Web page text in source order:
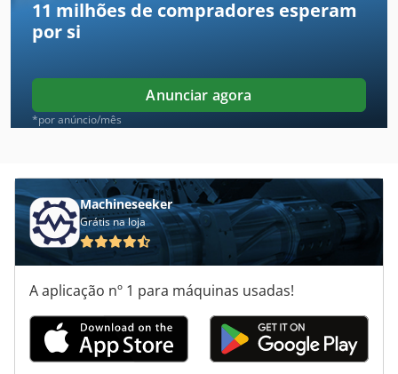
Bovone Elb 10/45
Brno
Bystronic
Bystronic Byjet 4022
Bystronic Bystar 3015
Cerâmica
Curto Hobler
Ingersoll Bohle
Koch Bohrer
11 milhões de compradores esperam
por si
Anunciar agora
*por anúncio/mês
Machineseeker
Grátis na loja
A aplicação nº 1 para máquinas usadas!